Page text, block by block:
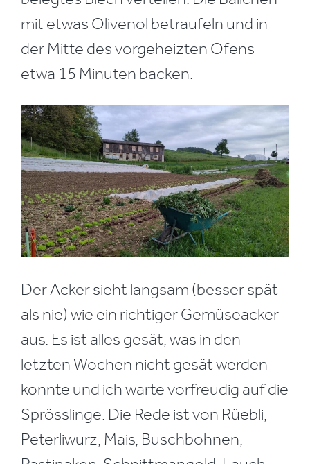
mit etwas Olivenöl beträufeln und in
der Mitte des vorgeheizten Ofens
etwa 15 Minuten backen.
Der Acker sieht langsam (besser spät
als nie) wie ein richtiger Gemüseacker
aus. Es ist alles gesät, was in den
letzten Wochen nicht gesät werden
konnte und ich warte vorfreudig auf die
Sprösslinge. Die Rede ist von Rüebli,
Peterliwurz, Mais, Buschbohnen,